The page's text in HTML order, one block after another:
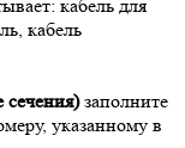
кабель для
кабель
заполните
указанному в